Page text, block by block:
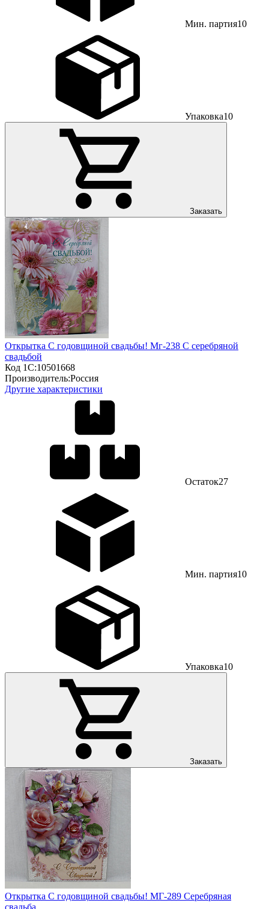
Мин. партия10
Упаковка10
Заказать
Открытка С годовщиной свадьбы! Мг-238 С серебряной
свадьбой
Код 1С:10501668
Производитель:Россия
Другие характеристики
Остаток27
Мин. партия10
Упаковка10
Заказать
Открытка С годовщиной свадьбы! МГ-289 Серебряная